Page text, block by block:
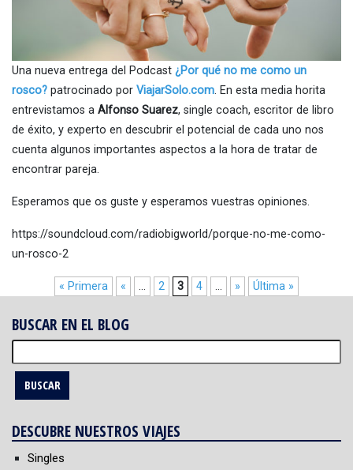
Una nueva entrega del Podcast ¿Por qué no me como un
rosco? patrocinado por ViajarSolo.com. En esta media horita
entrevistamos a Alfonso Suarez, single coach, escritor de libro
de éxito, y experto en descubrir el potencial de cada uno nos
cuenta algunos importantes aspectos a la hora de tratar de
encontrar pareja.
Esperamos que os guste y esperamos vuestras opiniones.
https://soundcloud.com/radiobigworld/porque-no-me-como-
un-rosco-2
« Primera « ... 2 3 4 ... » Última »
BUSCAR EN EL BLOG
DESCUBRE NUESTROS VIAJES
Singles